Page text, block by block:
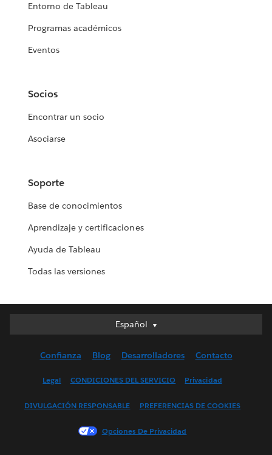
Entorno de Tableau
Programas académicos
Eventos
Socios
Encontrar un socio
Asociarse
Soporte
Base de conocimientos
Aprendizaje y certificaciones
Ayuda de Tableau
Todas las versiones
Español
Español
English (UK)
Français (France)
Confianza Blog Desarrolladores Contacto
Legal CONDICIONES DEL SERVICIO Privacidad
DIVULGACIÓN RESPONSABLE PREFERENCIAS DE COOKIES
Opciones De Privacidad